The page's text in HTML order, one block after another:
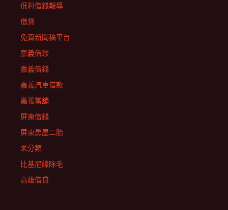
低利借錢報導
借貸
免費新聞稿平台
嘉義借款
嘉義借錢
嘉義汽車借款
嘉義當舖
屏東借錢
屏東房屋二胎
未分類
比基尼線除毛
高雄借貸